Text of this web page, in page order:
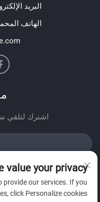
البريد
الهاتف
اشترك لتلقي
value your privacy
provide our services. If you
click Personalize cookies.